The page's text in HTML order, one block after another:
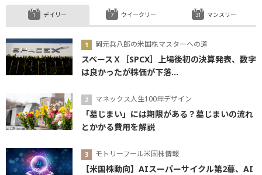
デイリー
岡元兵八郎の米国株マスターへの道
スペースＸ［SPCX］上場後初の決算発表、数字
は良かったが株価が下落...
マネックス人生100年デザイン
「墓じまい」には期限がある？墓じまいの流れ
とかかる費用を解説
モトリーフール米国株情報
【米国株動向】AIスーパーサイクル第2幕、AI
ウイークリー マンスリー